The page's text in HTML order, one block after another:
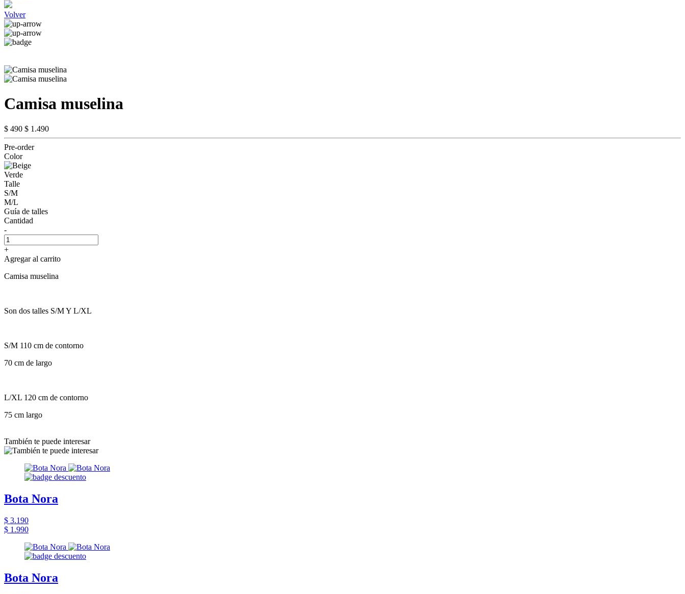
Volver
Camisa muselina
$ 490 $ 1.490
Pre-order
Color
Verde
Talle
S/M
M/L
Guía de talles
Cantidad
-
+
Agregar al carrito
Camisa muselina
Son dos talles S/M Y L/XL
S/M 110 cm de contorno
70 cm de largo
L/XL 120 cm de contorno
75 cm largo
También te puede interesar
Bota Nora
$ 3.190
$ 1.990
Bota Nora